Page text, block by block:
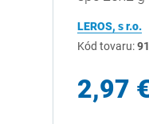
LEROS, s r.o.
Kód tovaru:
2,97